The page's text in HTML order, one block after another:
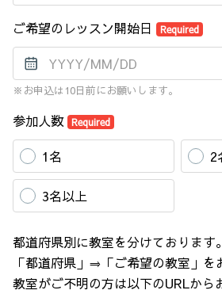
ご希望のレッスン開始日 Required
※お申込は10日前にお願いします。
参加人数 Required
1名 2
3名以上
都道府県別に教室を分けております。
「都道府県」⇒「ご希望の教室」を
教室がご不明の方は以下のURLから